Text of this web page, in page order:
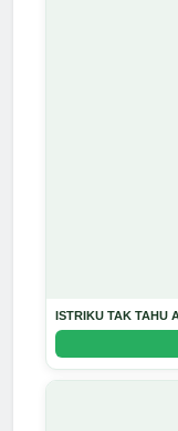
ISTRIKU TAK TAHU